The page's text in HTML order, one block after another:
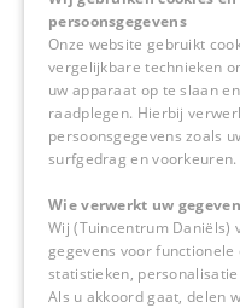
Herkenbosserweg 4
6063 NL Vlodrop
0475-534298
persoonsgegevens
Onze website gebruikt
vergelijkbare technieken
uw apparaat op te slaan
raadplegen. Hierbij
persoonsgegevens zoals
surfgedrag en voorkeuren.
Wie verwerkt uw
Wij (Tuincentrum Daniëls)
gegevens voor functionele
statistieken,
Als u akkoord gaat, delen